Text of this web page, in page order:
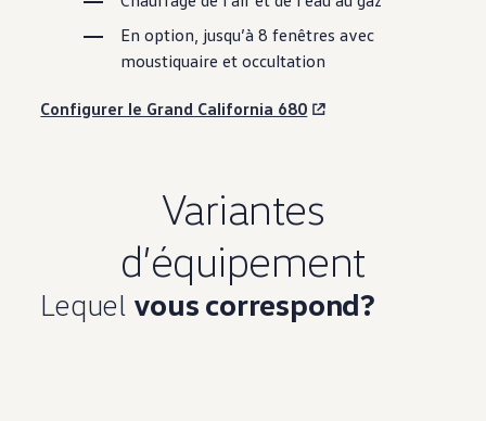
En option, jusqu’à 8 fenêtres avec
moustiquaire et occultation
Configurer le Grand California 680
Variantes
d’équipement
Lequel vous correspond?